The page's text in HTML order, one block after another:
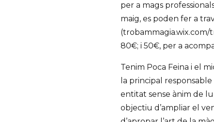
per a mags
maig, es poden fer a
80€; i 50€, per a
Tenim Poca Feina i el
la principal responsable
entitat sense ànim de
objectiu d’ampliar el